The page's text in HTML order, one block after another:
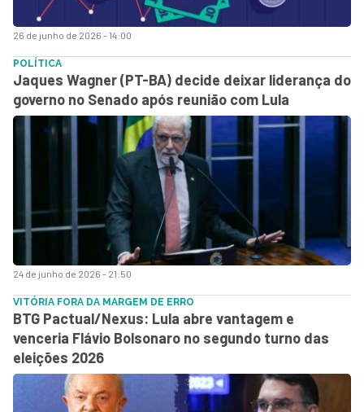
26 de junho de 2026 - 14:00
24 de junho de 2026 - 21:50
POLÍTICA
Jaques Wagner (PT-BA) decide deixar liderança do
governo no Senado após reunião com Lula
VITÓRIA FORA DA MARGEM DE ERRO
BTG Pactual/Nexus: Lula abre vantagem e
venceria Flávio Bolsonaro no segundo turno das
eleições 2026